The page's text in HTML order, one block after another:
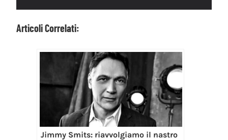
Articoli Correlati:
Jimmy Smits: riavvolgiamo il nastro